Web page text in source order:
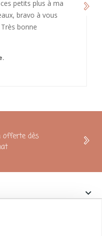
offerte dès
keyboard_arrow_down